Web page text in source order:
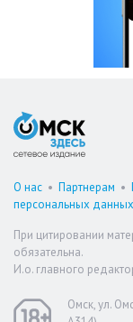
О нас • Партнерам •
персональных данных
При цитировании
обязательна.
И.о. главного
Омск, ул.